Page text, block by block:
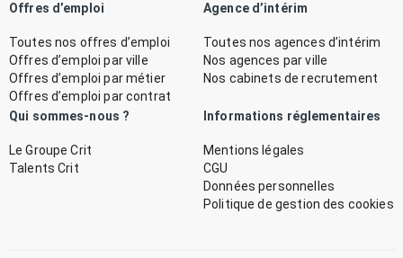
Offres d’emploi
Toutes nos offres d’emploi
Offres d’emploi par ville
Offres d’emploi par métier
Offres d’emploi par contrat
Agence d’intérim
Toutes nos agences d’intérim
Nos agences par ville
Nos cabinets de recrutement
Qui sommes-nous ?
Le Groupe Crit
Talents Crit
Informations réglementaires
Mentions légales
CGU
Données personnelles
Politique de gestion des cookies